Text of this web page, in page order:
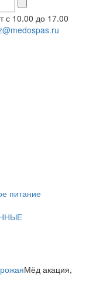
с 10.00 до 17.00
питание
Мёд акация,